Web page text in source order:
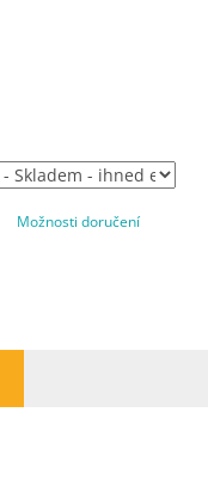
Možnosti doručení